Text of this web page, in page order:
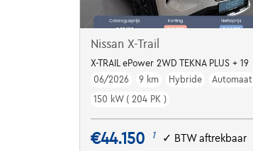
Nissan X-Trail
X-TRAIL ePower 2WD TEKNA PLUS + 19
06/2026
9 km Hybride
Automaat
150 kW ( 204 PK )
€44.150 1 ✓ BTW aftrekbaar